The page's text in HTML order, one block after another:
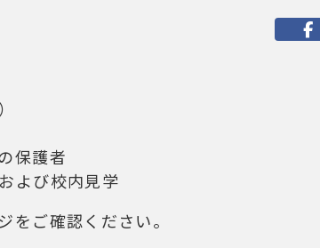
保護者
よび校内見学
をご確認ください。